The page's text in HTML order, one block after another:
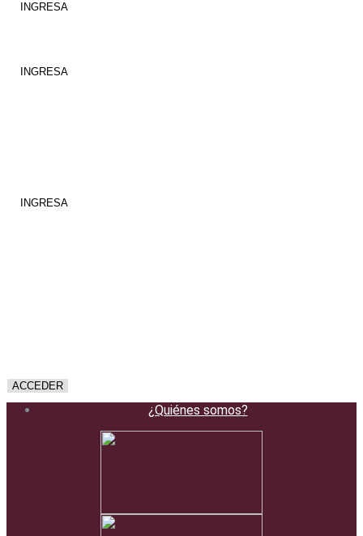
INGRESA
INGRESA
INGRESA
ACCEDER
¿Quiénes somos?